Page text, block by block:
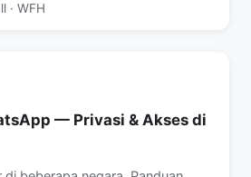
· WFH
— Privasi & Akses di